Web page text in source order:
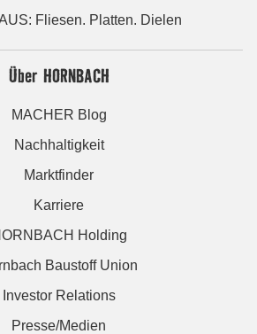
Fliesen. Platten. Dielen
Über HORNBACH
MACHER Blog
Nachhaltigkeit
Marktfinder
Karriere
Holding
Baustoff Union
Investor Relations
Presse/Medien